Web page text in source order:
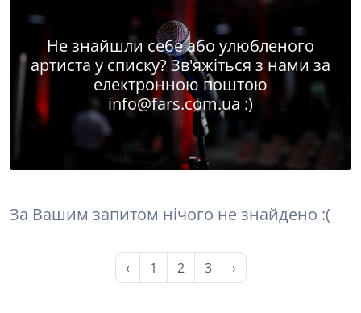
Не знайшли себе або улюбленого
артиста у списку? Зв'яжіться з нами за
електронною поштою
info@fars.com.ua :)
За Вашим запитом нічого не знайдено :(
‹ 1 2 3 ›